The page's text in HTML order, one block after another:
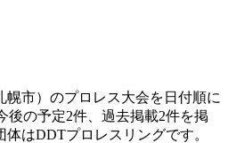
市）のプロレス大会を日付順に
後の予定2件、過去掲載2件を掲
はDDTプロレスリングです。